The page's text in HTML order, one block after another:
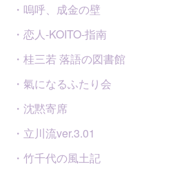
・嗚呼、成金の壁
・恋人-KOITO-指南
・桂三若 落語の図書館
・氣になるふたり会
・沈黙寄席
・立川流ver.3.01
・竹千代の風土記